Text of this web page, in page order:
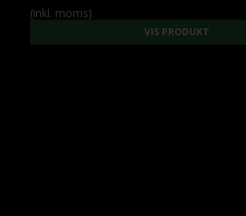
(inkl. moms)
VIS PRODUKT